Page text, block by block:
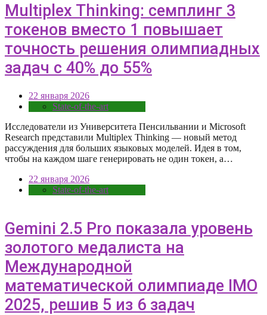
Multiplex Thinking: семплинг 3
токенов вместо 1 повышает
точность решения олимпиадных
задач с 40% до 55%
22 января 2026
State-of-the-art
Исследователи из Университета Пенсильвании и Microsoft
Research представили Multiplex Thinking — новый метод
рассуждения для больших языковых моделей. Идея в том,
чтобы на каждом шаге генерировать не один токен, а…
22 января 2026
State-of-the-art
Gemini 2.5 Pro показала уровень
золотого медалиста на
Международной
математической олимпиаде IMO
2025, решив 5 из 6 задач